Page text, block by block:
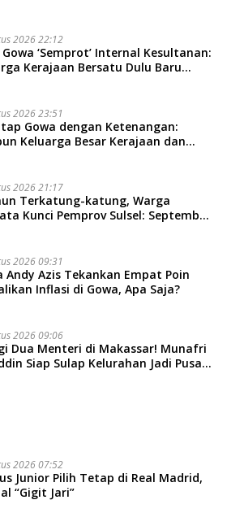
2026 22:12
Gowa ‘Semprot’ Internal Kesultanan:
Kerajaan Bersatu Dulu Baru
2026 23:51
Gowa dengan Ketenangan:
Keluarga Besar Kerajaan dan
dan Adab
2026 21:17
Terkatung-katung, Warga
Kunci Pemprov Sulsel: September
2026 09:31
Andy Azis Tekankan Empat Poin
Inflasi di Gowa, Apa Saja?
2026 09:06
Dua Menteri di Makassar! Munafri
Siap Sulap Kelurahan Jadi Pusat
2026 07:52
Junior Pilih Tetap di Real Madrid,
“Gigit Jari”